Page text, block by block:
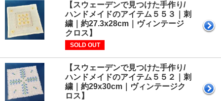
【スウェーデンで見つけた手作り/
ハンドメイドのアイテム５５３｜刺
繍｜約27.3x28cm｜ヴィンテージ
クロス】
SOLD OUT
【スウェーデンで見つけた手作り/
ハンドメイドのアイテム５５２｜刺
繍｜約29x30cm｜ヴィンテージク
ロス】